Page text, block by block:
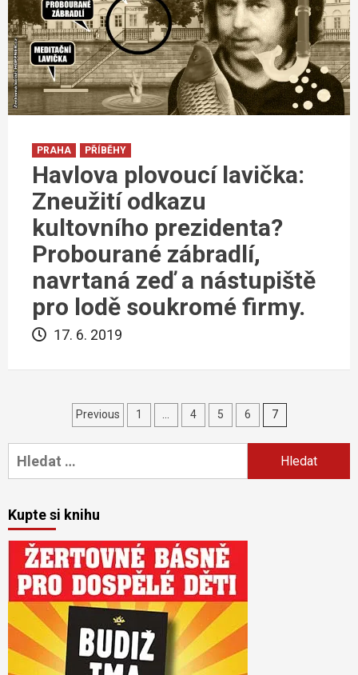
PRAHA PŘÍBĚHY
Havlova plovoucí lavička:
Zneužití odkazu
kultovního prezidenta?
Probourané zábradlí,
navrtaná zeď a nástupiště
pro lodě soukromé firmy.
17. 6. 2019
Navigace
pro
příspěvky
Previous 1 4 5 6 7
Vyhledávání
Kupte si knihu